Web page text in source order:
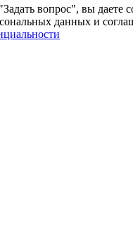
вопрос", вы даете
данных и